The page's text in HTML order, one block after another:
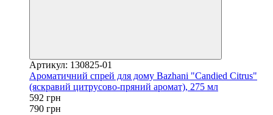
Артикул: 130825-01
Ароматичний спрей для дому Bazhani "Candied Citrus"
(яскравий цитрусово-пряний аромат), 275 мл
592 грн
790 грн